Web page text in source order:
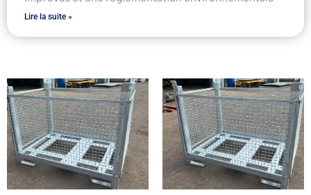
Lire la suite »